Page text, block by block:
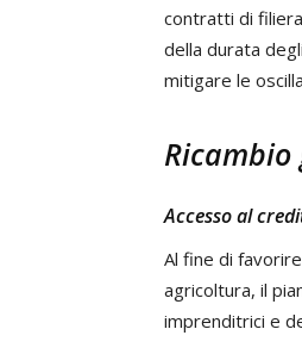
contratti di
della durata
mitigare le
Accesso al
Al fine di
agricoltura, il
imprenditrici e